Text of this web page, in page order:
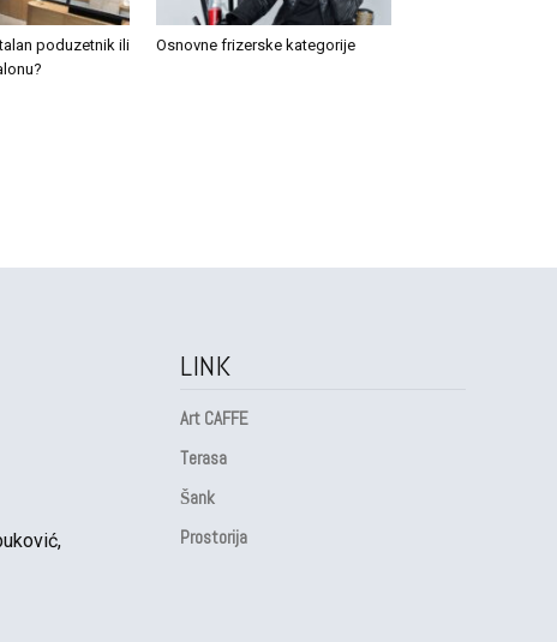
poduzetnik ili
Osnovne frizerske kategorije
LINK
Art CAFFE
Terasa
Šank
Prostorija